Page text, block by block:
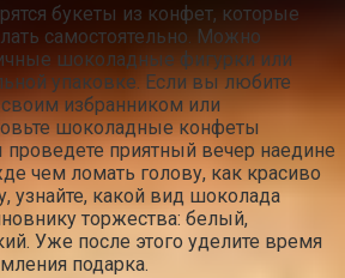
букеты из конфет, которые
самостоятельно. Можно
шоколадные фигурки или
упаковке. Если вы любите
своим избранником или
шоколадные конфеты
приятный вечер наедине
чем ломать голову, как красиво
узнайте, какой вид шоколада
торжества: белый,
Уже после этого уделите время
подарка.